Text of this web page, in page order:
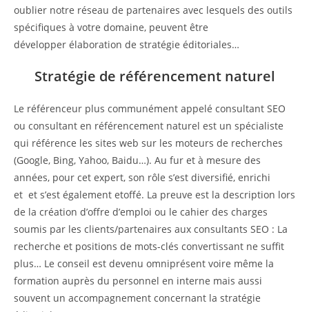
oublier notre réseau de partenaires avec lesquels des outils
spécifiques à votre domaine, peuvent être
développer élaboration de stratégie éditoriales…
Stratégie de référencement naturel
Le référenceur plus communément appelé consultant SEO
ou consultant en référencement naturel est un spécialiste
qui référence les sites web sur les moteurs de recherches
(Google, Bing, Yahoo, Baidu…). Au fur et à mesure des
années, pour cet expert, son rôle s’est diversifié, enrichi
et et s’est également etoffé. La preuve est la description lors
de la création d’offre d’emploi ou le cahier des charges
soumis par les clients/partenaires aux consultants SEO : La
recherche et positions de mots-clés convertissant ne suffit
plus… Le conseil est devenu omniprésent voire même la
formation auprès du personnel en interne mais aussi
souvent un accompagnement concernant la stratégie